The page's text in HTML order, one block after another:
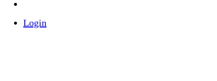
Login